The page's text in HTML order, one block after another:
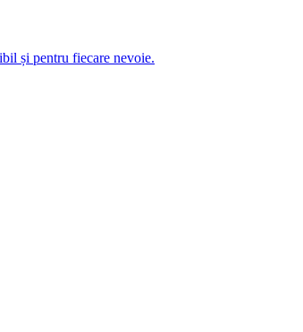
și pentru fiecare nevoie.